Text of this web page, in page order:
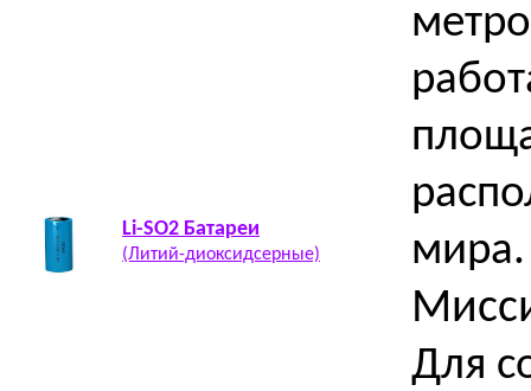
мира.
Для
Li-SO2 Батареи
(Литий-диоксидсерные)